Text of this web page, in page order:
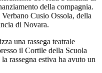
della compagnia.
Cusio Ossola, della
di Novara.
una rassega teatrale
il Cortile della Scuola
rassegna estiva ha avuto un